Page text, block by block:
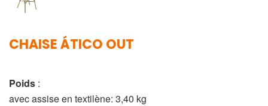
CHAISE ÁTICO OUT
Poids :
avec assise en textilène: 3,40 kg